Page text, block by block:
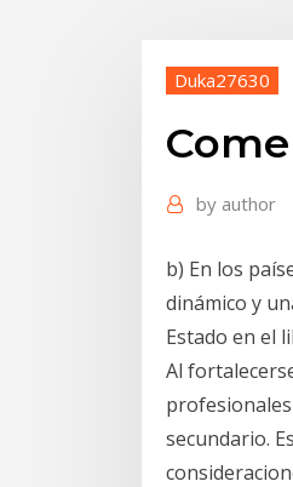
Duka27630
by author
b) En los
dinámico y
Estado en el
Al
secundario.